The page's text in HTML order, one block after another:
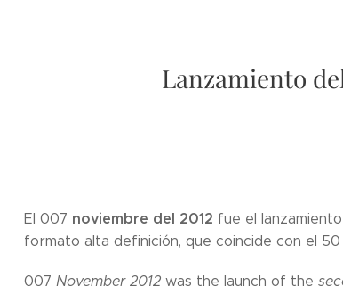
Lanzamiento
El 007 noviembre del 2012 fue el
formato alta definición, que coincide con el
007 November 2012 was the launch of the